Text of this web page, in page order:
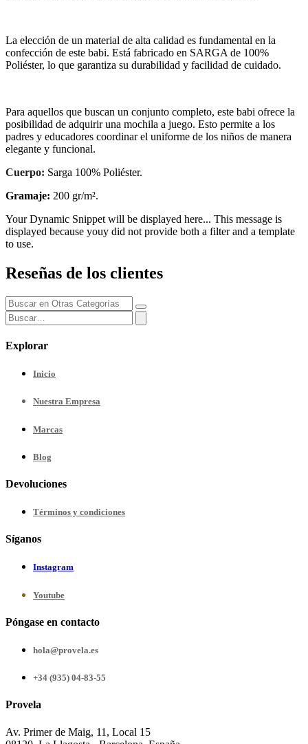
La elección de un material de alta calidad es fundamental en la
confección de este babi. Está fabricado en SARGA de 100%
Poliéster, lo que garantiza su durabilidad y facilidad de cuidado.
Para aquellos que buscan un conjunto completo, este babi ofrece la
posibilidad de adquirir una mochila a juego. Esto permite a los
padres y educadores coordinar el uniforme de los niños de manera
elegante y funcional.
Cuerpo: Sarga 100% Poliéster.
Gramaje: 200 gr/m².
Your Dynamic Snippet will be displayed here... This message is
displayed because youy did not provide both a filter and a template
to use.
Reseñas de los clientes
Explorar
Inicio
Nuestra Empresa
Marcas
Blog
Devoluciones
Términos y condiciones
Síganos
Instagram
Youtube
Póngase en contacto
hola@provela.es
+34 (935) 04-83-55
Provela
Av. Primer de Maig, 11, Local 15